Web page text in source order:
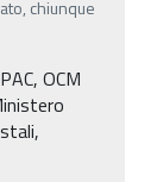
chiunque
OCM